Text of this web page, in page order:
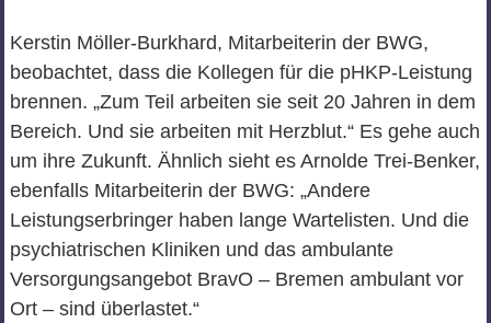
Kerstin Möller-Burkhard, Mitarbeiterin der BWG,
beobachtet, dass die Kollegen für die pHKP-Leistung
brennen. „Zum Teil arbeiten sie seit 20 Jahren in dem
Bereich. Und sie arbeiten mit Herzblut.“ Es gehe auch
um ihre Zukunft. Ähnlich sieht es Arnolde Trei-Benker,
ebenfalls Mitarbeiterin der BWG: „Andere
Leistungserbringer haben lange Wartelisten. Und die
psychiatrischen Kliniken und das ambulante
Versorgungsangebot BravO – Bremen ambulant vor
Ort – sind überlastet.“